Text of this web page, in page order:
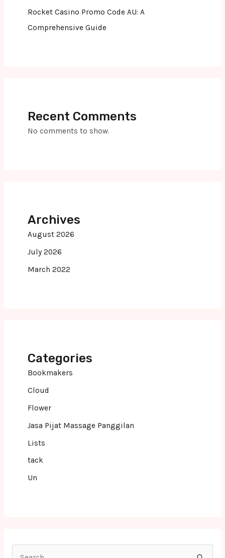
Rocket Casino Promo Code AU: A
Comprehensive Guide
Recent Comments
No comments to show.
Archives
August 2026
July 2026
March 2022
Categories
Bookmakers
Cloud
Flower
Jasa Pijat Massage Panggilan
Lists
tack
Un